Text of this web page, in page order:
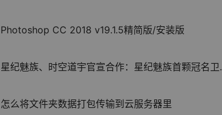
Photoshop CC 2018 v19.1.5精简版/安装版
星纪魅族、时空道宇官宣合作：星纪魅族首颗冠名卫星即将升空
怎么将文件夹数据打包传输到云服务器里